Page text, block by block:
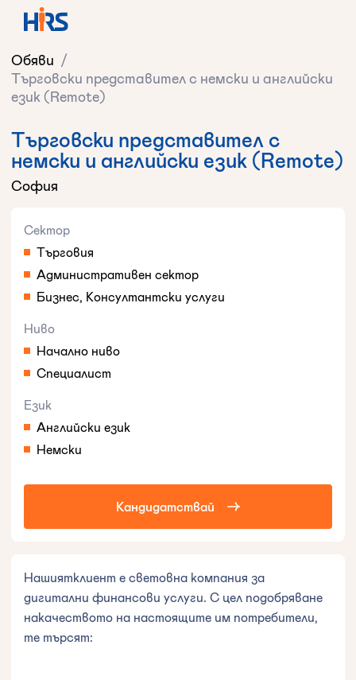
Обяви /
Търговски представител с немски и английски
език (Remote)
Търговски представител с
немски и английски език (Remote)
София
Сектор
Търговия
Административен сектор
Бизнес, Консултантски услуги
Ниво
Начално ниво
Специалист
Език
Английски език
Немски
Кандидатствай
Нашиятклиент е световна компания за
дигитални финансови услуги. С цел подобряване
накачеството на настоящите им потребители,
те търсят: